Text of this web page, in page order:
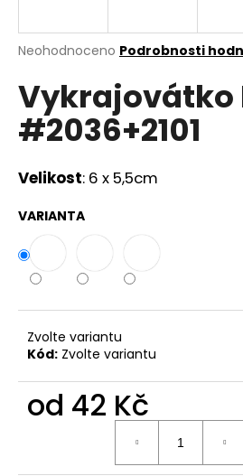
Průměrné
produktu
je
0,0
z
hvězdiček.
Neohodnoceno Podrobnosti
Vykrajovátko
#2036+2101
Velikost: 6 x 5,5cm
VARIANTA
Zvolte variantu
Kód: Zvolte variantu
od 42 Kč
j
t
?
D
o
p
o
u
č